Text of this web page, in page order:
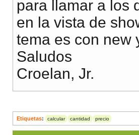
<tr>
<th
<th class="text-center"
<th class="text-
<br>
<br>
para llamar a los
en la vista de
tema es con new
Saludos
Croelan, Jr.
Etiquetas: calcular cantidad precio